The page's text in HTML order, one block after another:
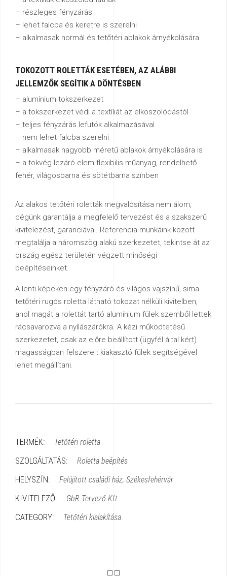
– részleges fényzárás
– lehet falcba és keretre is szerelni
– alkalmasak normál és tetőtéri ablakok árnyékolására
TOKOZOTT ROLETTÁK ESETÉBEN, AZ ALÁBBI
JELLEMZŐK SEGÍTIK A DÖNTÉSBEN
– alumínium tokszerkezet
– a tokszerkezet védi a textíliát az elkoszolódástól
– teljes fényzárás lefutók alkalmazásával
– nem lehet falcba szerelni
– alkalmasak nagyobb méretű ablakok árnyékolására is
– a tokvég lezáró elem flexibilis műanyag, rendelhető
fehér, világosbarna és sötétbarna színben
Az alakos tetőtéri roletták megvalósítása nem álom,
cégünk garantálja a megfelelő tervezést és a szakszerű
kivitelezést, garanciával. Referencia munkáink között
megtalálja a háromszög alakú szerkezetet, tekintse át az
ország egész területén végzett minőségi
beépítéseinket.
A lenti képeken egy fényzáró és világos vajszínű, sima
tetőtéri rugós roletta látható tokozat nélküli kivitelben,
ahol magát a rolettát tartó alumínium fülek szemből lettek
rácsavarozva a nyílászárókra. A kézi működtetésű
szerkezetet, csak az előre beállított (ügyfél által kért)
magasságban felszerelt kiakasztó fülek segítségével
lehet megállítani.
TERMÉK: Tetőtéri roletta
SZOLGÁLTATÁS: Roletta beépítés
HELYSZÍN: Felújított családi ház, Székesfehérvár
KIVITELEZŐ: GbR Tervező Kft.
CATEGORY: Tetőtéri kialakítása